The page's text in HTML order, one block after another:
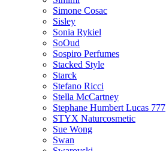
Simone Cosac
Sisley
Sonia Rykiel
SoOud
Sospiro Perfumes
Stacked Style
Starck
Stefano Ricci
Stella McCartney
Stephane Humbert Lucas 777
STYX Naturсosmetic
Sue Wong
Swan